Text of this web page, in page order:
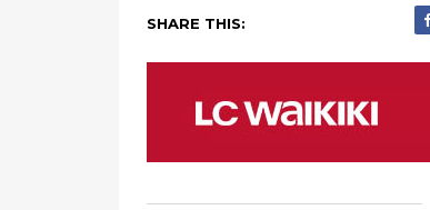
SHARE THIS: